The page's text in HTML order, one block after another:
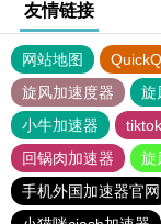
友情链接
网站地图 QuickQ
旋风加速度器
旋
小牛加速器
回锅肉加速器
旋
手机外国加速器官网